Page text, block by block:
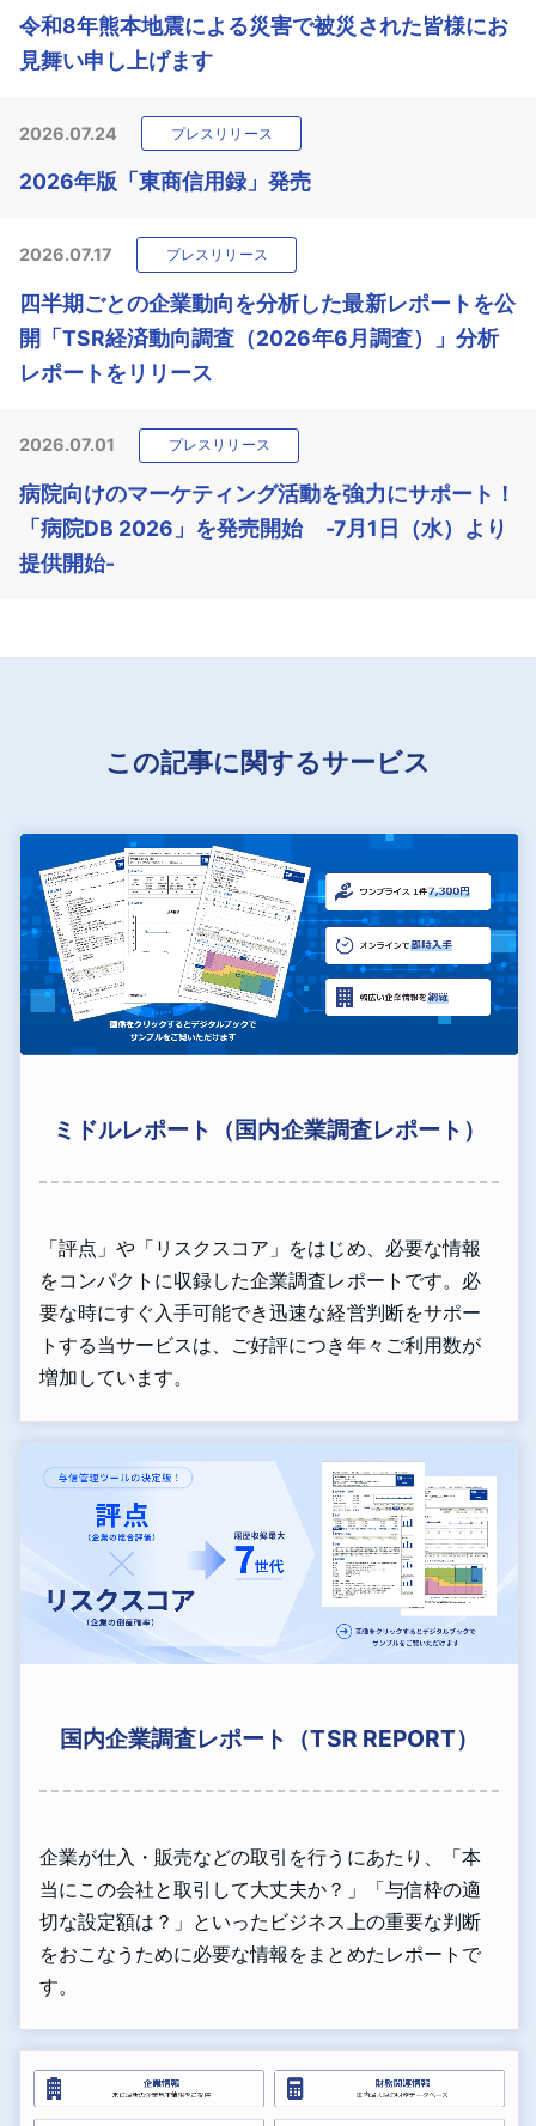
令和8年熊本地震による災害で被災された皆様にお
見舞い申し上げます
2026.07.24 プレスリリース
2026年版「東商信用録」発売
2026.07.17 プレスリリース
四半期ごとの企業動向を分析した最新レポートを公
開「TSR経済動向調査（2026年6月調査）」分析
レポートをリリース
2026.07.01 プレスリリース
病院向けのマーケティング活動を強力にサポート！
「病院DB 2026」を発売開始 -7月1日（水）より
提供開始-
この記事に関するサービス
ミドルレポート（国内企業調査レポート）
「評点」や「リスクスコア」をはじめ、必要な情報
をコンパクトに収録した企業調査レポートです。必
要な時にすぐ入手可能でき迅速な経営判断をサポー
トする当サービスは、ご好評につき年々ご利用数が
増加しています。
国内企業調査レポート（TSR REPORT）
企業が仕入・販売などの取引を行うにあたり、「本
当にこの会社と取引して大丈夫か？」「与信枠の適
切な設定額は？」といったビジネス上の重要な判断
をおこなうために必要な情報をまとめたレポートで
す。